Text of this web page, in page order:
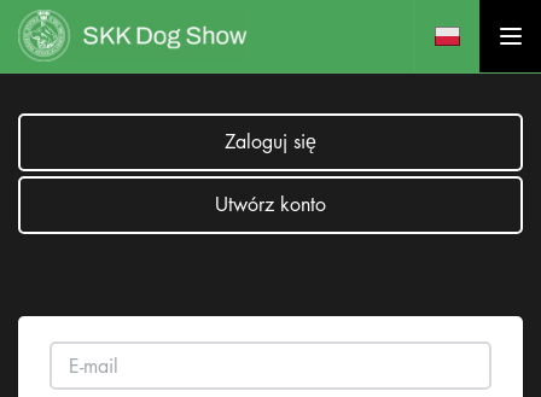
Zaloguj się
Utwórz konto